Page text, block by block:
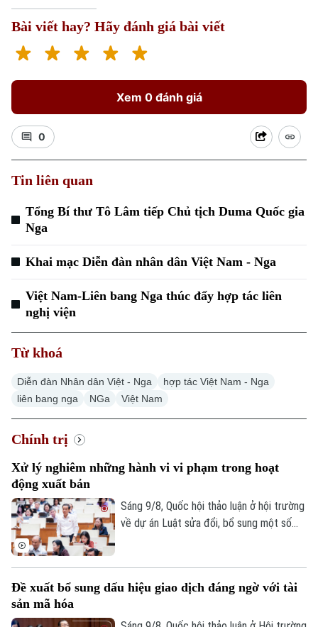
Bài viết hay? Hãy đánh giá bài viết
Xem 0 đánh giá
0
Tin liên quan
Tổng Bí thư Tô Lâm tiếp Chủ tịch Duma Quốc gia
Nga
Khai mạc Diễn đàn nhân dân Việt Nam - Nga
Việt Nam-Liên bang Nga thúc đẩy hợp tác liên
nghị viện
Từ khoá
Diễn đàn Nhân dân Việt - Nga
hợp tác Việt Nam - Nga
liên bang nga
NGa Việt Nam
Chính trị
Xử lý nghiêm những hành vi vi phạm trong hoạt
động xuất bản
Sáng 9/8, Quốc hội thảo luận ở hội trường
về dự án Luật sửa đổi, bổ sung một số
Đảng đối với hoạt động xuất bản trong
Đề xuất bổ sung dấu hiệu giao dịch đáng ngờ với tài
sản mã hóa